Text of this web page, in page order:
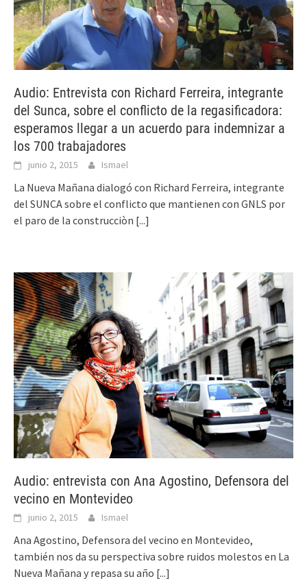
Audio: Entrevista con Richard Ferreira, integrante
del Sunca, sobre el conflicto de la regasificadora:
esperamos llegar a un acuerdo para indemnizar a
los 700 trabajadores
junio 2, 2015 Ismael
La Nueva Mañana dialogó con Richard Ferreira, integrante
del SUNCA sobre el conflicto que mantienen con GNLS por
el paro de la construcciòn [...]
Audio: entrevista con Ana Agostino, Defensora del
vecino en Montevideo
junio 2, 2015 Ismael
Ana Agostino, Defensora del vecino en Montevideo,
también nos da su perspectiva sobre ruidos molestos en La
Nueva Mañana y repasa su año [...]